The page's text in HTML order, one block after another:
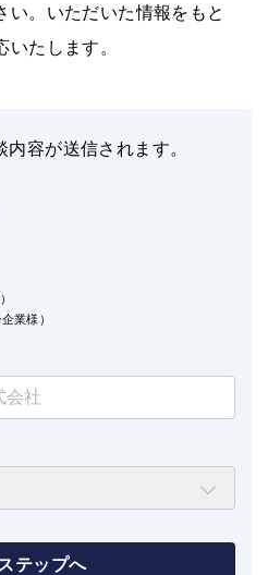
い。いただいた情報をもと
たします。
容が送信されます。
業様）
テップへ